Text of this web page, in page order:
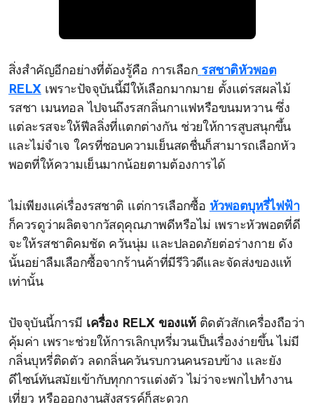
สิ่งสำคัญอีกอย่างที่ต้องรู้คือ การเลือก รสชาติหัวพอต
RELXเพราะปัจจุบันนี้มีให้เลือกมากมาย ตั้งแต่รสผลไม้
รสชา เมนทอล ไปจนถึงรสกลิ่นกาแฟหรือขนมหวาน ซึ่ง
แต่ละรสจะให้ฟีลลิ่งที่แตกต่างกัน ช่วยให้การสูบสนุกขึ้น
และไม่จำเจ ใครที่ชอบความเย็นสดชื่นก็สามารถเลือกหัว
พอตที่ให้ความเย็นมากน้อยตามต้องการได้
ไม่เพียงแค่เรื่องรสชาติ แต่การเลือกซื้อ หัวพอตบุหรี่ไฟฟ้า
ก็ควรดูว่าผลิตจากวัสดุคุณภาพดีหรือไม่ เพราะหัวพอตที่ดี
จะให้รสชาติคมชัด ควันนุ่ม และปลอดภัยต่อร่างกาย ดัง
นั้นอย่าลืมเลือกซื้อจากร้านค้าที่มีรีวิวดีและจัดส่งของแท้
เท่านั้น
ปัจจุบันนี้การมี เครื่อง RELX ของแท้ติดตัวสักเครื่องถือว่า
คุ้มค่า เพราะช่วยให้การเลิกบุหรี่มวนเป็นเรื่องง่ายขึ้น ไม่มี
กลิ่นบุหรี่ติดตัว ลดกลิ่นควันรบกวนคนรอบข้าง และยัง
ดีไซน์ทันสมัยเข้ากับทุกการแต่งตัว ไม่ว่าจะพกไปทำงาน
เที่ยว หรือออกงานสังสรรค์ก็สะดวก